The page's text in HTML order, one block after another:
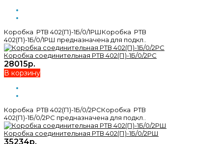
Коробка РТВ 402(П)-1Б/0/1РШКоробка РТВ
402(П)-1Б/0/1РШ предназначена для подкл..
Коробка соединительная РТВ 402(П)-1Б/0/2РС
28015р.
В корзину
Коробка РТВ 402(П)-1Б/0/2РСКоробка РТВ
402(П)-1Б/0/2РС предназначена для подкл..
Коробка соединительная РТВ 402(П)-1Б/0/2РШ
35234р.